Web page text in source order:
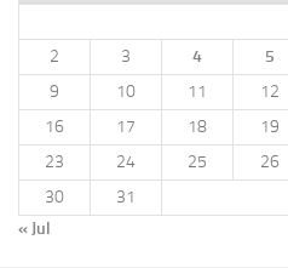
2
3 4 5
9
10 11 12
16
17 18 19
23
24 25 26
30
31
« Jul